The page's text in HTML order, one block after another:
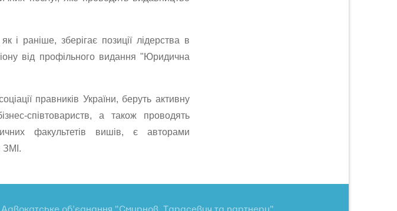
і раніше, зберігає позиції лідерства в
від профільного видання "Юридична
правників України, беруть активну
співтовариств, а також проводять
факультетів вишів, є авторами
ЗМІ.